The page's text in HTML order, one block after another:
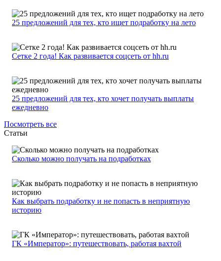
25 предложений для тех, кто ищет подработку на лето
Сетке 2 года! Как развивается соцсеть от hh.ru
25 предложений для тех, кто хочет получать выплаты
ежедневно
Посмотреть все
Статьи
Сколько можно получать на подработках
Как выбрать подработку и не попасть в неприятную
историю
ГК «Император»: путешествовать, работая вахтой